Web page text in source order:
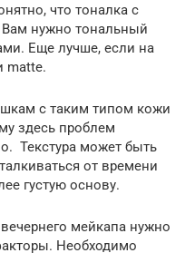
что тоналка с
Вам нужно тональный
Еще лучше, если на
matte.
с таким типом кожи
здесь проблем
Текстура может быть
от времени
густую основу.
мейкапа нужно
Необходимо